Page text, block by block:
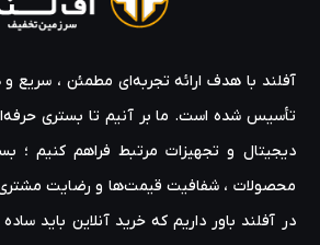
آفلند با هدف ارائه‌ تجربه‌ای مطمئن ، سریع و
تأسیس شده است. ما بر آنیم تا بستری حرفه‌ای
دیجیتال و تجهیزات مرتبط فراهم کنیم ؛
محصولات ، شفافیت قیمت‌ها و رضایت مشتری
در آفلند باور داریم که خرید آنلاین باید